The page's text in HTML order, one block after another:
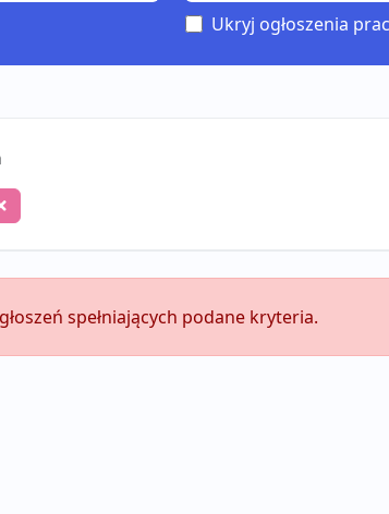
Ukryj ogłoszenia
spełniających podane kryteria.